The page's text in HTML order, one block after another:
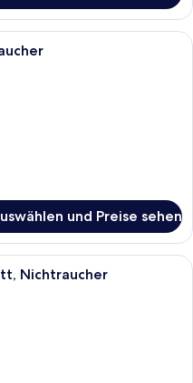
Hotelzimmer mit Bett,
und Preise sehen
Hotelzimmer mit einem
Nichtraucher